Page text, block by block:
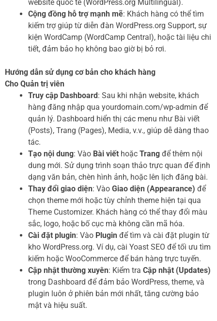
website quốc tế (WordPress.org Multilingual).
Cộng đồng hỗ trợ mạnh mẽ: Khách hàng có thể tìm
kiếm trợ giúp từ diễn đàn WordPress.org Support, sự
kiện WordCamp (WordCamp Central), hoặc tài liệu chi
tiết, đảm bảo họ không bao giờ bị bỏ rơi.
Hướng dẫn sử dụng cơ bản cho khách hàng
Cho Quản trị viên
Truy cập Dashboard: Sau khi nhận website, khách
hàng đăng nhập qua yourdomain.com/wp-admin để
quản lý. Dashboard hiển thị các menu như Bài viết
(Posts), Trang (Pages), Media, v.v., giúp dễ dàng thao
tác.
Tạo nội dung: Vào Bài viết hoặc Trang để thêm nội
dung mới. Sử dụng trình soạn thảo trực quan để định
dạng văn bản, chèn hình ảnh, hoặc lên lịch đăng bài.
Thay đổi giao diện: Vào Giao diện (Appearance) để
chọn theme mới hoặc tùy chỉnh theme hiện tại qua
Theme Customizer. Khách hàng có thể thay đổi màu
sắc, logo, hoặc bố cục mà không cần mã hóa.
Cài đặt plugin: Vào Plugin để tìm và cài đặt plugin từ
kho WordPress.org. Ví dụ, cài Yoast SEO để tối ưu tìm
kiếm hoặc WooCommerce để bán hàng trực tuyến.
Cập nhật thường xuyên: Kiểm tra Cập nhật (Updates)
trong Dashboard để đảm bảo WordPress, theme, và
plugin luôn ở phiên bản mới nhất, tăng cường bảo
mật và hiệu suất.